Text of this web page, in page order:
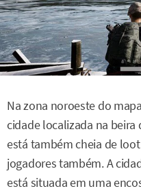
Na zona noroeste do
cidade localizada na
está também cheia de
jogadores também. A
está situada em uma